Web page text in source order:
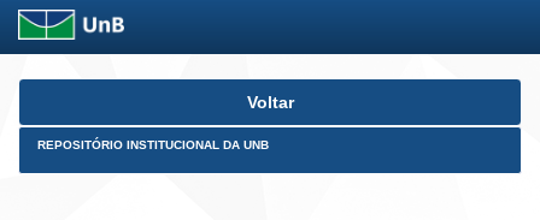
Skip
Voltar
REPOSITÓRIO INSTITUCIONAL DA UNB